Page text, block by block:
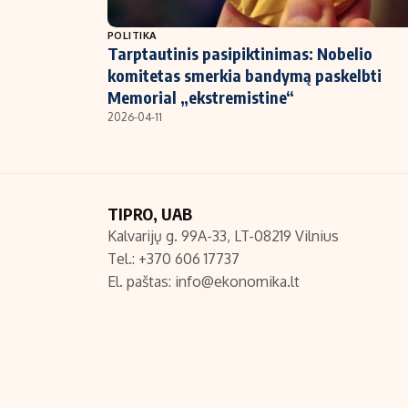
NT ir statybos
POLITIKA
Tarptautinis pasipiktinimas: Nobelio
komitetas smerkia bandymą paskelbti
Memorial „ekstremistine“
2026-04-11
TIPRO, UAB
Kalvarijų g. 99A-33, LT-08219 Vilnius
Tel.: +370 606 17737
El. paštas: info@ekonomika.lt